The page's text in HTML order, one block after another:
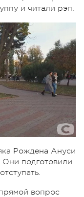
и читали рэп.
Рождена Ануси
подготовили
вопрос